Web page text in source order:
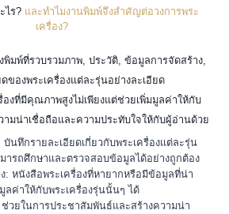
ไร? และทำไมงานพิมพ์จึงสำคัญต่อวงการพระ
เครื่อง?
พิมพ์ที่รวบรวมภาพ, ประวัติ, ข้อมูลการจัดสร้าง,
ของพระเครื่องแต่ละรุ่นอย่างละเอียด
องที่มีคุณภาพสูงไม่เพียงแต่ช่วยเพิ่มมูลค่าให้กับ
ามน่าเชื่อถือและความประทับใจให้กับผู้อ่านด้วย
นทึกรายละเอียดเกี่ยวกับพระเครื่องแต่ละรุ่น
ารถศึกษาและตรวจสอบข้อมูลได้อย่างถูกต้อง
: หนังสือพระเครื่องที่หายากหรือมีข้อมูลที่น่า
ลค่าให้กับพระเครื่องรุ่นนั้นๆ ได้
วยในการประชาสัมพันธ์และสร้างความน่า